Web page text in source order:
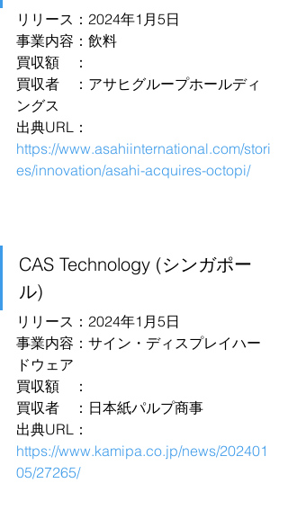
リリース：2024年1月5日
事業内容：飲料
買収額　：
買収者　：アサヒグループホールディ
ングス
出典URL：
https://www.asahiinternational.com/stori
es/innovation/asahi-acquires-octopi/
CAS Technology (シンガポー
ル)
リリース：2024年1月5日
事業内容：サイン・ディスプレイハー
ドウェア
買収額　：
買収者　：日本紙パルプ商事
出典URL：
https://www.kamipa.co.jp/news/202401
05/27265/